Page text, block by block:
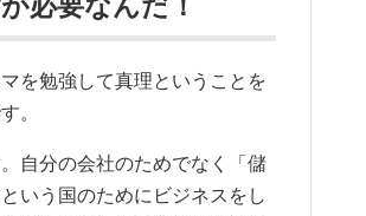
を勉強して真理ということを
。
自分の会社のためでなく「儲
いう国のためにビジネスをし